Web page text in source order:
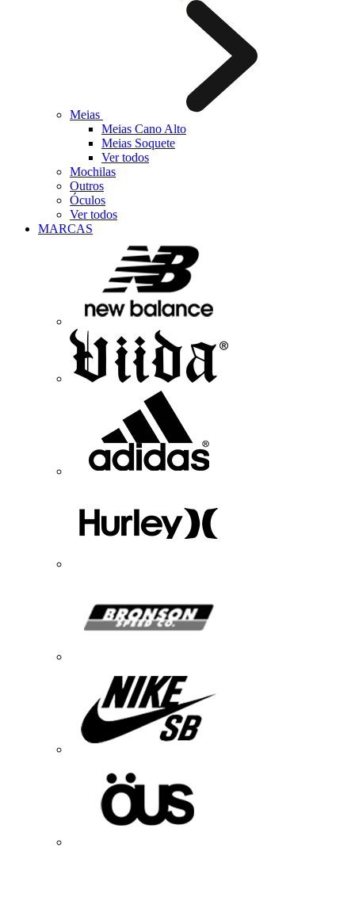
Meias
Meias Cano Alto
Meias Soquete
Ver todos
Mochilas
Outros
Óculos
Ver todos
MARCAS